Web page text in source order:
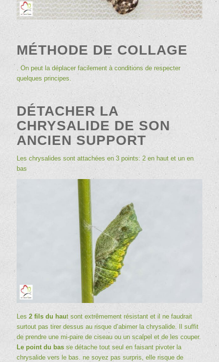
MÉTHODE DE COLLAGE
. On peut la déplacer facilement à conditions de respecter
quelques principes.
DÉTACHER LA
CHRYSALIDE DE SON
ANCIEN SUPPORT
Les chrysalides sont attachées en 3 points: 2 en haut et un en
bas
Les 2 fils du haut sont extrêmement résistant et il ne faudrait
surtout pas tirer dessus au risque d’abimer la chrysalide. Il suffit
de prendre une mi-paire de ciseau ou un scalpel et de les couper.
Le point du basse détache tout seul en faisant pivoter la
chrysalide vers le bas. ne soyez pas surpris, elle risque de